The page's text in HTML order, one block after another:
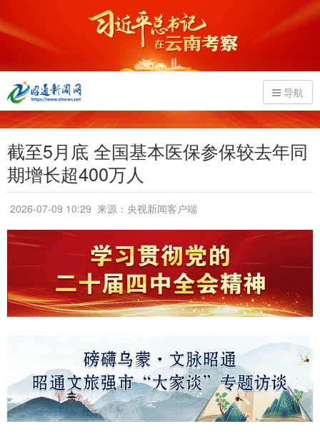
导航
截至5月底 全国基本医保参保较去年同
期增长超400万人
2026-07-09 10:29 来源：央视新闻客户端